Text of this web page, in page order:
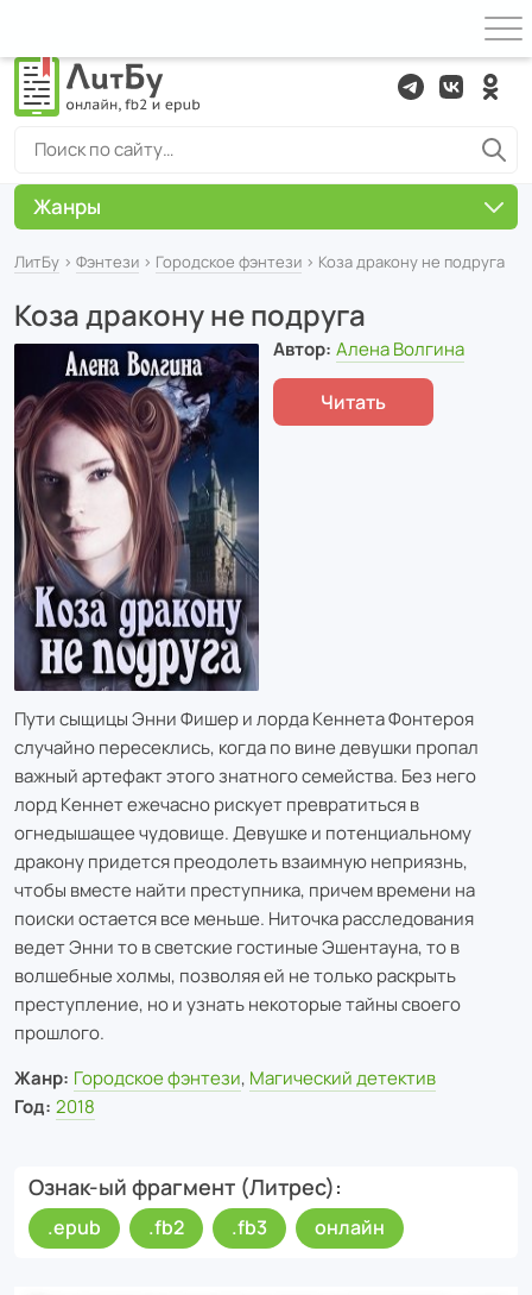
ЛитБу › Фэнтези › Городское фэнтези › Коза дракону не подруга
Коза дракону не подруга
Автор: Алена Волгина
Читать
Пути сыщицы Энни Фишер и лорда Кеннета Фонтероя
случайно пересеклись, когда по вине девушки пропал
важный артефакт этого знатного семейства. Без него
лорд Кеннет ежечасно рискует превратиться в
огнедышащее чудовище. Девушке и потенциальному
дракону придется преодолеть взаимную неприязнь,
чтобы вместе найти преступника, причем времени на
поиски остается все меньше. Ниточка расследования
ведет Энни то в светские гостиные Эшентауна, то в
волшебные холмы, позволяя ей не только раскрыть
преступление, но и узнать некоторые тайны своего
прошлого.
Жанр: Городское фэнтези, Магический детектив
Год: 2018
Ознак-ый фрагмент (Литрес)
.epub .fb2 .fb3 онлайн
Жанры